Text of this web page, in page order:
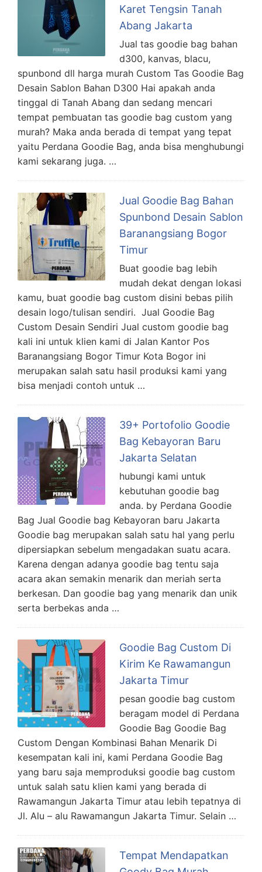
Karet Tengsin Tanah
Abang Jakarta
Jual tas goodie bag bahan
d300, kanvas, blacu,
spunbond dll harga murah Custom Tas Goodie Bag
Desain Sablon Bahan D300 Hai apakah anda
tinggal di Tanah Abang dan sedang mencari
tempat pembuatan tas goodie bag custom yang
murah? Maka anda berada di tempat yang tepat
yaitu Perdana Goodie Bag, anda bisa menghubungi
kami sekarang juga. …
Jual Goodie Bag Bahan
Spunbond Desain Sablon
Baranangsiang Bogor
Timur
Buat goodie bag lebih
mudah dekat dengan lokasi
kamu, buat goodie bag custom disini bebas pilih
desain logo/tulisan sendiri. Jual Goodie Bag
Custom Desain Sendiri Jual custom goodie bag
kali ini untuk klien kami di Jalan Kantor Pos
Baranangsiang Bogor Timur Kota Bogor ini
merupakan salah satu hasil produksi kami yang
bisa menjadi contoh untuk …
39+ Portofolio Goodie
Bag Kebayoran Baru
Jakarta Selatan
hubungi kami untuk
kebutuhan goodie bag
anda. by Perdana Goodie
Bag Jual Goodie bag Kebayoran baru Jakarta
Goodie bag merupakan salah satu hal yang perlu
dipersiapkan sebelum mengadakan suatu acara.
Karena dengan adanya goodie bag tentu saja
acara akan semakin menarik dan meriah serta
berkesan. Dan goodie bag yang menarik dan unik
serta berbekas anda …
Goodie Bag Custom Di
Kirim Ke Rawamangun
Jakarta Timur
pesan goodie bag custom
beragam model di Perdana
Goodie Bag Goodie Bag
Custom Dengan Kombinasi Bahan Menarik Di
kesempatan kali ini, kami Perdana Goodie Bag
yang baru saja memproduksi goodie bag custom
untuk salah satu klien kami yang berada di
Rawamangun Jakarta Timur atau lebih tepatnya di
Jl. Alu – alu Rawamangun Jakarta Timur. Selain …
Tempat Mendapatkan